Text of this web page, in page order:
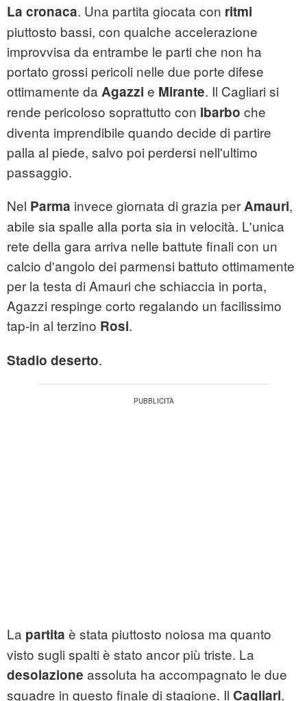
La cronaca. Una partita giocata con ritmi
piuttosto bassi, con qualche accelerazione
improvvisa da entrambe le parti che non ha
portato grossi pericoli nelle due porte difese
ottimamente da Agazzi e Mirante. Il Cagliari si
rende pericoloso soprattutto con Ibarbo che
diventa imprendibile quando decide di partire
palla al piede, salvo poi perdersi nell'ultimo
passaggio.
Nel Parma invece giornata di grazia perAmauri,
abile sia spalle alla porta sia in velocità. L'unica
rete della gara arriva nelle battute finali con un
calcio d'angolo dei parmensi battuto ottimamente
per la testa di Amauri che schiaccia in porta,
Agazzi respinge corto regalando un facilissimo
tap-in al terzino Rosi.
Stadio deserto.
La partita è stata piuttosto noiosa ma quanto
visto sugli spalti è stato ancor più triste. La
desolazione assoluta ha accompagnato le due
squadre in questo finale di stagione. Il Cagliari,